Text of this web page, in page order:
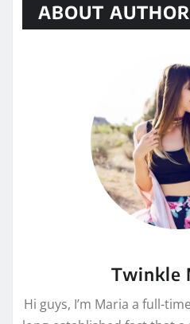
ABOUT AUTHOR
Twinkle
Hi guys, I’m Maria a full-